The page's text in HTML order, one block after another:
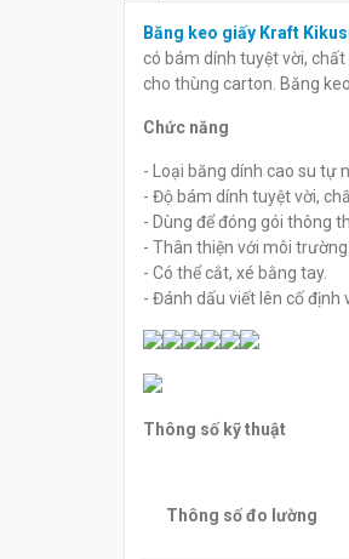
tape No.105S
0
Băng keo giấy Kraft
có bám dính tuyệt vời,
cho thùng carton. Băng
Chức năng
- Loại băng dính cao su tự
- Độ bám dính tuyệt vời,
- Dùng để đóng gói thông
- Thân thiện với môi trường.
- Có thể cắt, xé bằng tay.
- Đánh dấu viết lên cố định
Thông số kỹ thuật
Thông số đo lường